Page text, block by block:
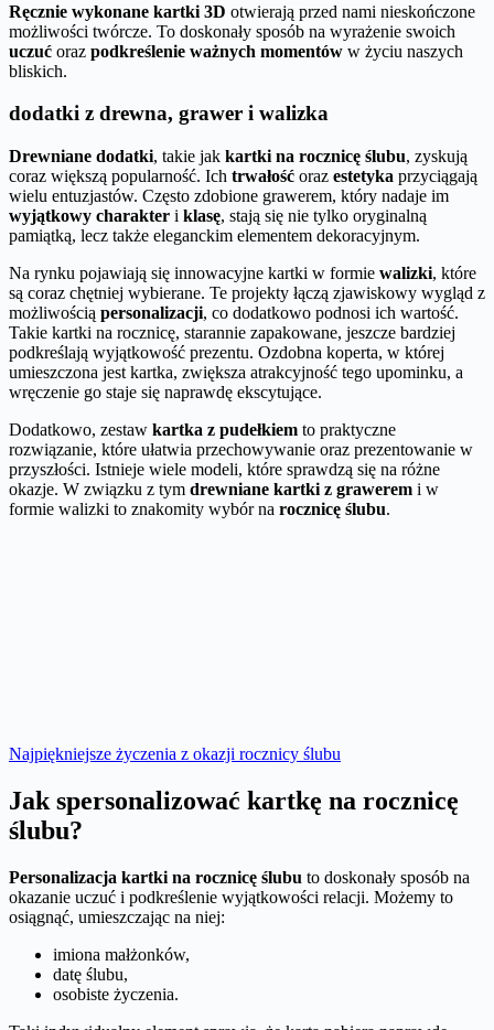
Ręcznie wykonane kartki 3D otwierają przed nami nieskończone
możliwości twórcze. To doskonały sposób na wyrażenie swoich
uczuć oraz podkreślenie ważnych momentów w życiu naszych
bliskich.
dodatki z drewna, grawer i walizka
Drewniane dodatki, takie jak kartki na rocznicę ślubu, zyskują
coraz większą popularność. Ich trwałość oraz estetyka przyciągają
wielu entuzjastów. Często zdobione grawerem, który nadaje im
wyjątkowy charakter i klasę, stają się nie tylko oryginalną
pamiątką, lecz także eleganckim elementem dekoracyjnym.
Na rynku pojawiają się innowacyjne kartki w formie walizki, które
są coraz chętniej wybierane. Te projekty łączą zjawiskowy wygląd z
możliwością personalizacji, co dodatkowo podnosi ich wartość.
Takie kartki na rocznicę, starannie zapakowane, jeszcze bardziej
podkreślają wyjątkowość prezentu. Ozdobna koperta, w której
umieszczona jest kartka, zwiększa atrakcyjność tego upominku, a
wręczenie go staje się naprawdę ekscytujące.
Dodatkowo, zestaw kartka z pudełkiem to praktyczne
rozwiązanie, które ułatwia przechowywanie oraz prezentowanie w
przyszłości. Istnieje wiele modeli, które sprawdzą się na różne
okazje. W związku z tym drewniane kartki z grawerem i w
formie walizki to znakomity wybór na rocznicę ślubu.
Najpiękniejsze życzenia z okazji rocznicy ślubu
Jak spersonalizować kartkę na rocznicę
ślubu?
Personalizacja kartki na rocznicę ślubu to doskonały sposób na
okazanie uczuć i podkreślenie wyjątkowości relacji. Możemy to
osiągnąć, umieszczając na niej:
imiona małżonków,
datę ślubu,
osobiste życzenia.